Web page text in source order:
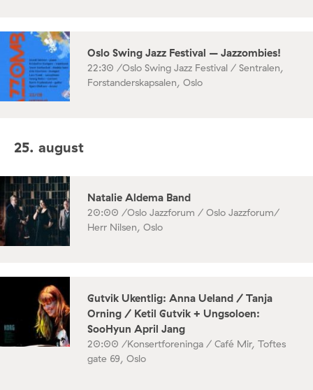
Oslo Swing Jazz Festival – Jazzombies!
22:30 /Oslo Swing Jazz Festival / Sentralen,
Forstanderskapsalen, Oslo
25. august
Natalie Aldema Band
20:00 /Oslo Jazzforum / Oslo Jazzforum/
Herr Nilsen, Oslo
Gutvik Ukentlig: Anna Ueland / Tanja
Orning / Ketil Gutvik + Ungsoloen:
SooHyun April Jang
20:00 /Konsertforeninga / Café Mir, Toftes
gate 69, Oslo